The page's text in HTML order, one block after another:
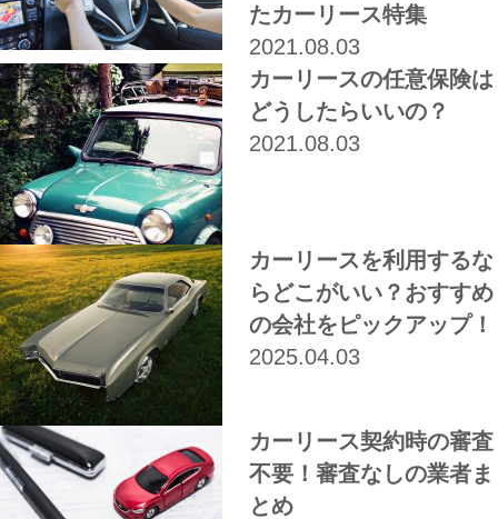
たカーリース特集
2021.08.03
カーリースの任意保険は
どうしたらいいの？
2021.08.03
カーリースを利用するな
らどこがいい？おすすめ
の会社をピックアップ！
2025.04.03
カーリース契約時の審査
不要！審査なしの業者ま
とめ